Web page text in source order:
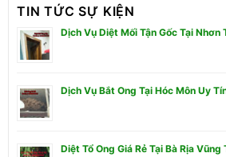
TIN TỨC SỰ KIỆN
Dịch Vụ Diệt Mối Tận Gốc Tại Nhơn
Dịch Vụ Bắt Ong Tại Hóc Môn Uy
Diệt Tổ Ong Giá Rẻ Tại Bà Rịa Vũng